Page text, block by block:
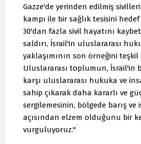
Gazze'de yerinden edilmiş
kampı ile bir sağlık tesisini
30'dan fazla sivil hayatını
saldırı, İsrail'in uluslararası
yaklaşımının son örneğini teşkil
Uluslararası toplumun, İsrail'in
karşı uluslararası hukuka ve
sahip çıkarak daha kararlı ve
sergilemesinin, bölgede barış ve
açısından elzem olduğunu bir
vurguluyoruz."